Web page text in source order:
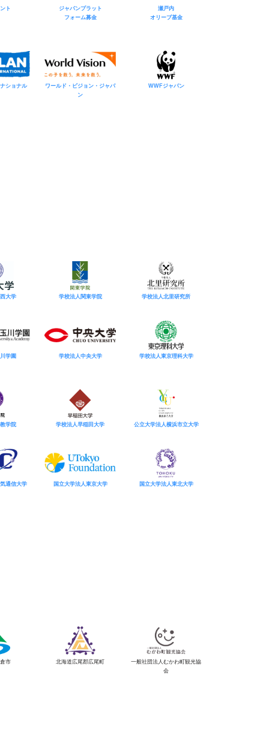
ト
ジャパンプラット
フォーム募金
瀬戸内
オリーブ基金
ショナル
ワールド・ビジョン・ジャパ
ン
WWFジャパン
大学 学校法人関東学院 学校法人北里研究所
学園 学校法人中央大学 学校法人東京理科大学
学院 学校法人早稲田大学 公立大学法人横浜市立大学
通信大学 国立大学法人東京大学 国立大学法人東北大学
市 北海道広尾郡広尾町
一般社団法人むかわ町観光協
会